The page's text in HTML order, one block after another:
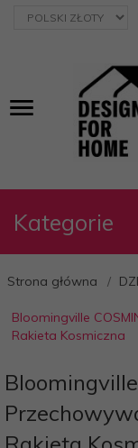
currency_h
Kategorie
Strona główna
Bloomingville
Rakieta Kosmiczna